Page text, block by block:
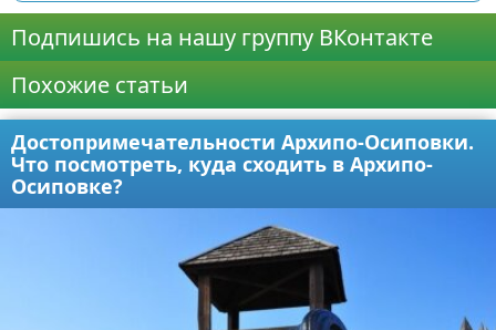
Подпишись на нашу группу ВКонтакте
Похожие статьи
Достопримечательности Архипо-Осиповки.
Что посмотреть, куда сходить в Архипо-
Осиповке?